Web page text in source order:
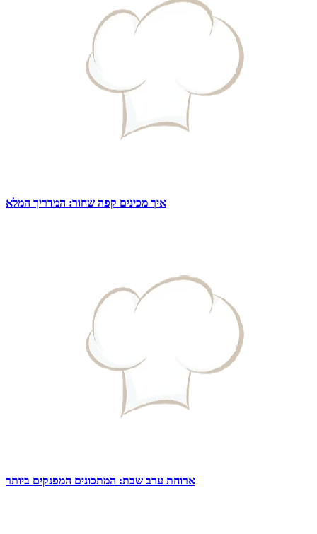
איך מכינים קפה שחור: המדריך המלא
ארוחת ערב שבת: המתכונים המפנקים ביותר